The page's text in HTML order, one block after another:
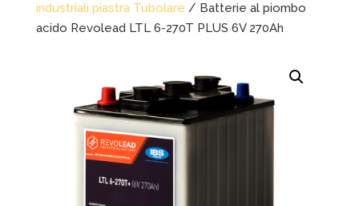
industriali piastra Tubolare / Batterie al piombo
acido Revolead LTL 6-270T PLUS 6V 270Ah